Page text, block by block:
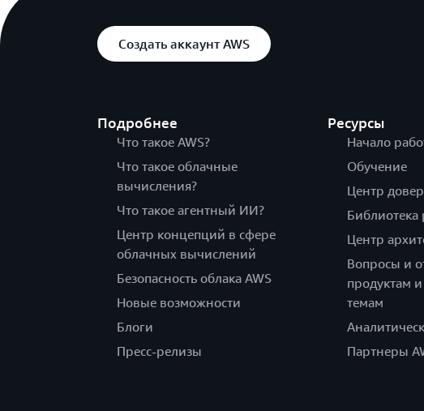
Создать аккаунт AWS
Подробнее
Что такое AWS?
Что такое облачные
вычисления?
Что такое агентный ИИ?
Центр концепций в сфере
облачных вычислений
Безопасность облака AWS
Новые возможности
Блоги
Пресс-релизы
Ресурсы
Начало
Обучение
Центр
Центр
Вопросы и
продуктам
темам
Партнеры